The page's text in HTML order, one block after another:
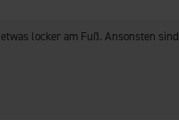
locker am Fuß. Ansonsten